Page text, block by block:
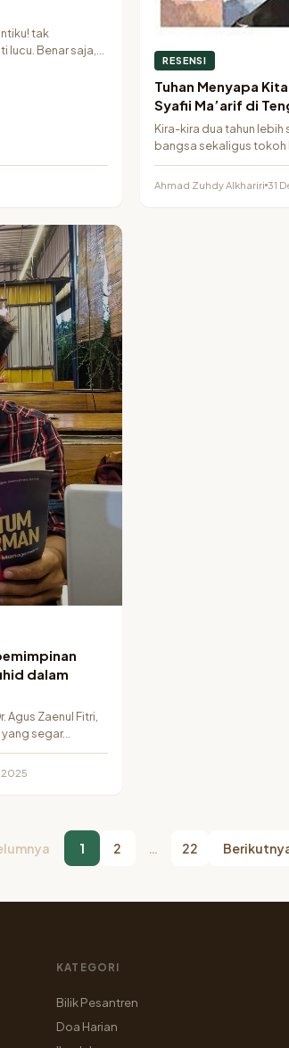
tak
lucu. Benar saja,
RESENSI
Tuhan Menyapa
Syafii Ma’arif di
Kira-kira dua tahun
bangsa sekaligus tokoh
Syafii…
Ahmad Zuhdy Alkhariri 31
dalam
Agus Zaenul Fitri,
segar…
2025
1 2 … 22
KATEGORI
Bilik Pesantren
Doa Harian